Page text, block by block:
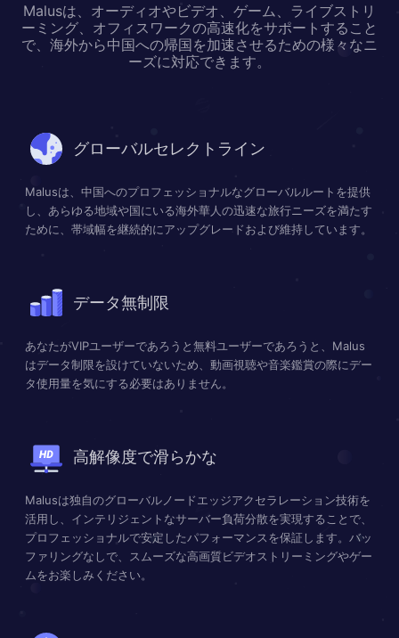
Malusは、オーディオやビデオ、ゲーム、ライブストリ
ーミング、オフィスワークの高速化をサポートすること
で、海外から中国への帰国を加速させるための様々なニ
ーズに対応できます。
グローバルセレクトライン
Malusは、中国へのプロフェッショナルなグローバルルートを提供
し、あらゆる地域や国にいる海外華人の迅速な旅行ニーズを満たす
ために、帯域幅を継続的にアップグレードおよび維持しています。
データ無制限
あなたがVIPユーザーであろうと無料ユーザーであろうと、Malus
はデータ制限を設けていないため、動画視聴や音楽鑑賞の際にデー
タ使用量を気にする必要はありません。
高解像度で滑らかな
Malusは独自のグローバルノードエッジアクセラレーション技術を
活用し、インテリジェントなサーバー負荷分散を実現することで、
プロフェッショナルで安定したパフォーマンスを保証します。バッ
ファリングなしで、スムーズな高画質ビデオストリーミングやゲー
ムをお楽しみください。